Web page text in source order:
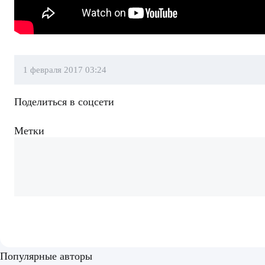
1 февраля 2017 03:24
Поделиться в соцсети
Метки
Популярные авторы